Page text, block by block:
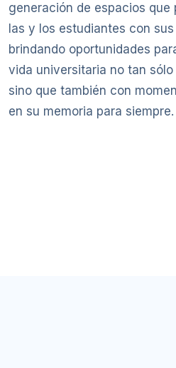
generación de espacios que
las y los estudiantes con
brindando oportunidades
vida universitaria no tan
sino que también con
en su memoria para siempre.